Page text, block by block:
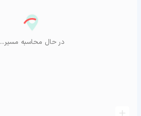
در حال محاسبه مسیر...